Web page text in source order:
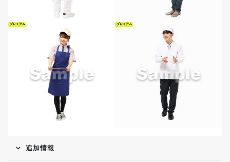
プレミアム プレミアム
追加情報